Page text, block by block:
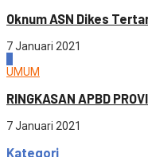
Oknum ASN Dikes
7 Januari 2021
UMUM
RINGKASAN APBD
7 Januari 2021
Kategori